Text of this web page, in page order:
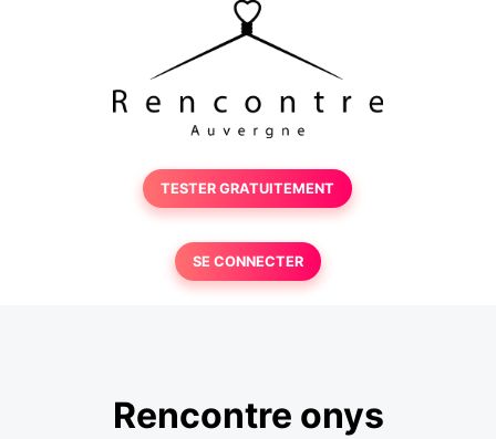
TESTER GRATUITEMENT
SE CONNECTER
Rencontre onys